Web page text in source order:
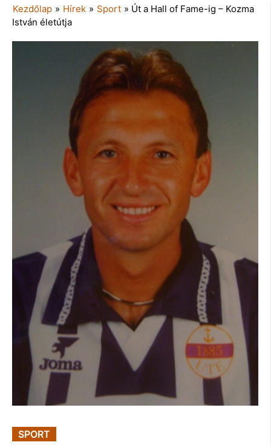
Kezdőlap » Hírek » Sport » Út a Hall of Fame-ig – Kozma
István életútja
SPORT